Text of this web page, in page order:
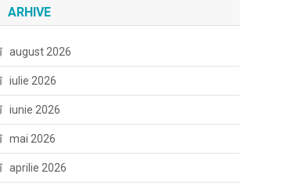
ARHIVE
august 2026
iulie 2026
iunie 2026
mai 2026
aprilie 2026